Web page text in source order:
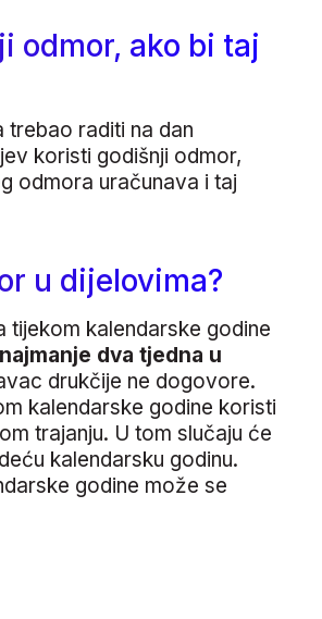
odmor, ako bi taj
trebao raditi na dan
koristi godišnji odmor,
odmora uračunava i taj
u dijelovima?
tijekom kalendarske godine
najmanje dva tjedna u
drukčije ne dogovore.
kalendarske godine koristi
trajanju. U tom slučaju će
kalendarsku godinu.
godine može se